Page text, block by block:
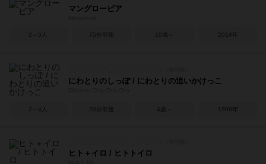
マングロービア
2～5人 75分前後 10歳～ 2014年
にわとりのしっぽ / にわとりの追いかけっこ
2～4人 20分前後 4歳～ 1998年
ヒト＋イロ / ヒトトイロ